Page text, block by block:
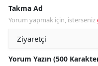
Takma Ad
Yorum yapmak için, isterseniz
Yorum Yazın (500